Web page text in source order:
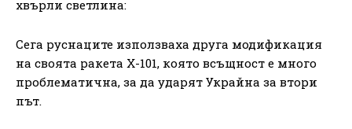
хвърли светлина:
Сега руснаците използваха друга модификация
на своята ракета Х-101, която всъщност е много
проблематична, за да ударят Украйна за втори
път.